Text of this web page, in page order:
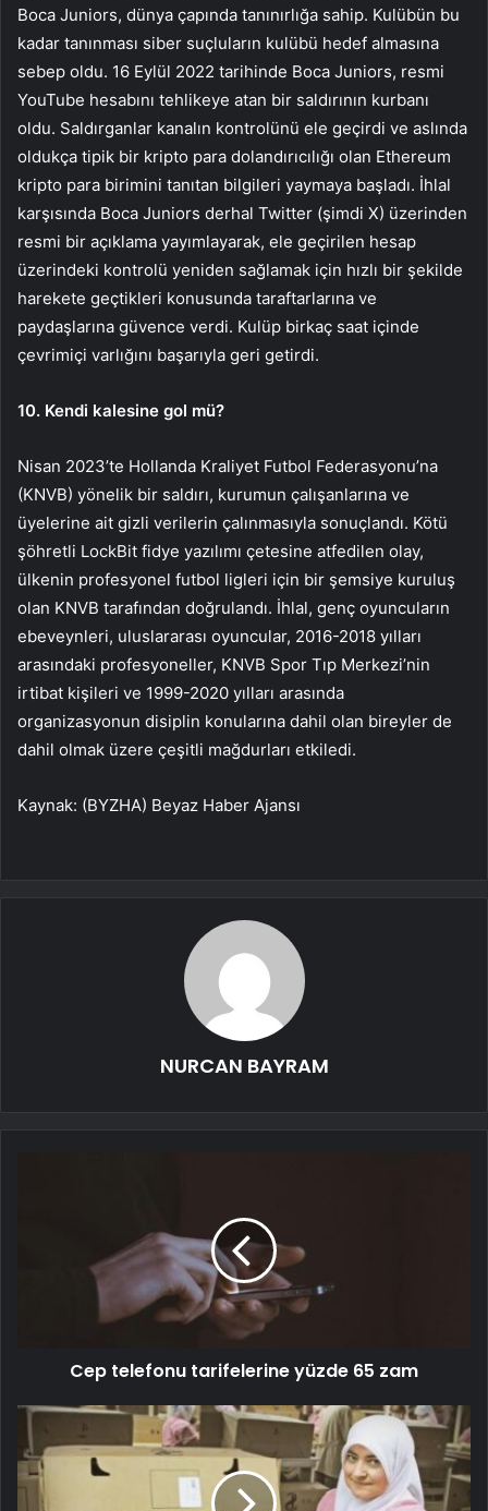
Boca Juniors, dünya çapında tanınırlığa sahip. Kulübün bu
kadar tanınması siber suçluların kulübü hedef almasına
sebep oldu. 16 Eylül 2022 tarihinde Boca Juniors, resmi
YouTube hesabını tehlikeye atan bir saldırının kurbanı
oldu. Saldırganlar kanalın kontrolünü ele geçirdi ve aslında
oldukça tipik bir kripto para dolandırıcılığı olan Ethereum
kripto para birimini tanıtan bilgileri yaymaya başladı. İhlal
karşısında Boca Juniors derhal Twitter (şimdi X) üzerinden
resmi bir açıklama yayımlayarak, ele geçirilen hesap
üzerindeki kontrolü yeniden sağlamak için hızlı bir şekilde
harekete geçtikleri konusunda taraftarlarına ve
paydaşlarına güvence verdi. Kulüp birkaç saat içinde
çevrimiçi varlığını başarıyla geri getirdi.
10. Kendi kalesine gol mü?
Nisan 2023’te Hollanda Kraliyet Futbol Federasyonu’na
(KNVB) yönelik bir saldırı, kurumun çalışanlarına ve
üyelerine ait gizli verilerin çalınmasıyla sonuçlandı. Kötü
şöhretli LockBit fidye yazılımı çetesine atfedilen olay,
ülkenin profesyonel futbol ligleri için bir şemsiye kuruluş
olan KNVB tarafından doğrulandı. İhlal, genç oyuncuların
ebeveynleri, uluslararası oyuncular, 2016-2018 yılları
arasındaki profesyoneller, KNVB Spor Tıp Merkezi’nin
irtibat kişileri ve 1999-2020 yılları arasında
organizasyonun disiplin konularına dahil olan bireyler de
dahil olmak üzere çeşitli mağdurları etkiledi.
Kaynak: (BYZHA) Beyaz Haber Ajansı
NURCAN BAYRAM
Cep telefonu tarifelerine yüzde 65 zam